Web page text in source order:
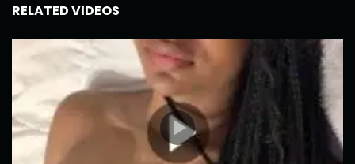
RELATED VIDEOS